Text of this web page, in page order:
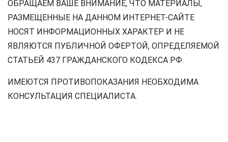
ОБРАЩАЕМ ВАШЕ ВНИМАНИЕ, ЧТО МАТЕРИАЛЫ,
РАЗМЕЩЕННЫЕ НА ДАННОМ ИНТЕРНЕТ-САЙТЕ
НОСЯТ ИНФОРМАЦИОННЫХ ХАРАКТЕР И НЕ
ЯВЛЯЮТСЯ ПУБЛИЧНОЙ ОФЕРТОЙ, ОПРЕДЕЛЯЕМОЙ
СТАТЬЕЙ 437 ГРАЖДАНСКОГО КОДЕКСА РФ.
ИМЕЮТСЯ ПРОТИВОПОКАЗАНИЯ НЕОБХОДИМА
КОНСУЛЬТАЦИЯ СПЕЦИАЛИСТА.